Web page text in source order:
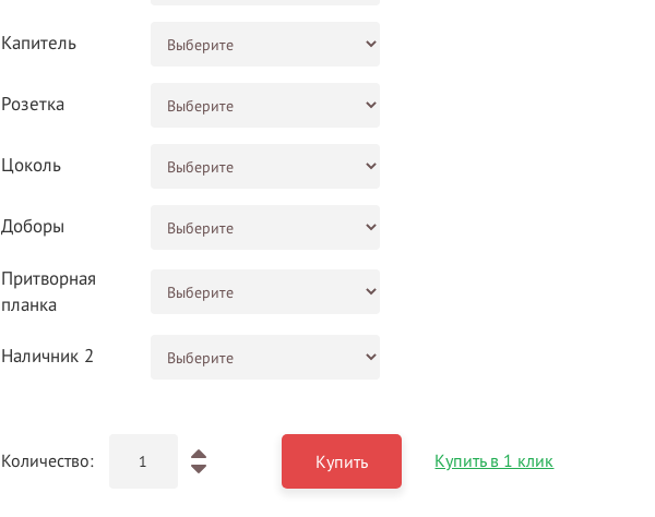
Капитель
Розетка
Цоколь
Доборы
Притворная
планка
Наличник 2
Количество: Купить Купить в 1 клик